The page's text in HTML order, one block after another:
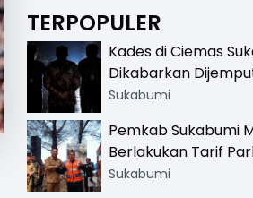
TERPOPULER
Kades di Ciemas
Dikabarkan
Satnarkoba, Polisi
Sukabumi
Pemkab Sukabumi
Berlakukan Tarif
Resmi di 13 Lokasi
Sukabumi